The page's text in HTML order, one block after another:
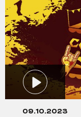
09.10.2023